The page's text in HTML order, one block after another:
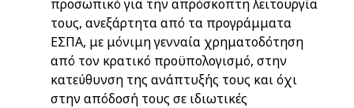
προσωπικό για την απρόσκοπτη λειτουργία
τους, ανεξάρτητα από τα προγράμματα
ΕΣΠΑ, με μόνιμη γενναία χρηματοδότηση
από τον κρατικό προϋπολογισμό, στην
κατεύθυνση της ανάπτυξής τους και όχι
στην απόδοσή τους σε ιδιωτικές